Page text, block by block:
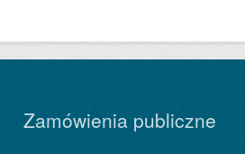
Zamówienia publiczne